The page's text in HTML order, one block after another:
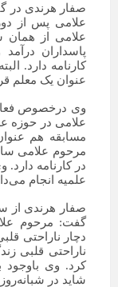
صفار هرندی در
علامی پس از
علامی از همان
پاسداران
کارنامه دارد.
عنوان یک معلم
وی درخصوص
علامی در حوزه
مسابقه هم
مرحوم علامی
در کارنامه
علمیه انجام
صفار هرندی از
گفت: مرحوم
دچار ناراحتی
ناراحتی قلبی
کرد. وی باوجود
شاید در شبانه‌روز بیش از ۱۴ ساعت